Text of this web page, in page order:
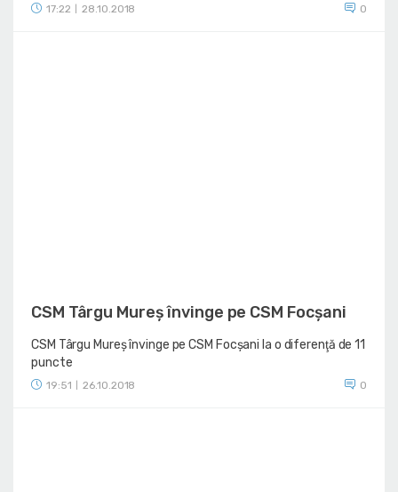
17:22 28.10.2018 0
CSM Târgu Mureș învinge pe CSM Focșani
CSM Târgu Mureș învinge pe CSM Focșani la o diferenţă de 11
puncte
19:51 26.10.2018 0